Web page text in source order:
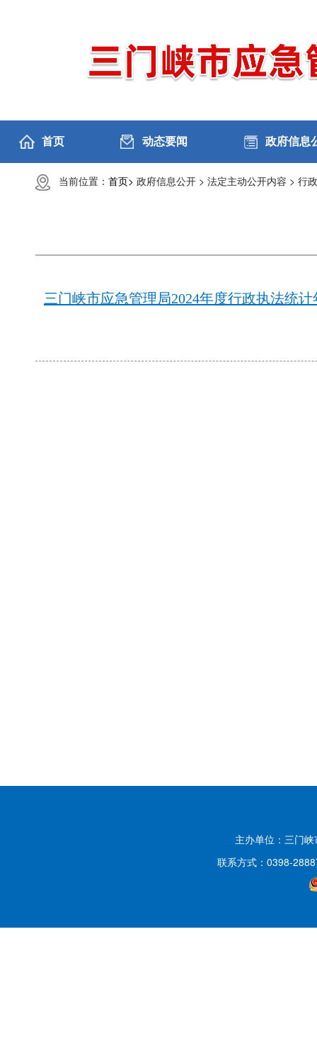
首页 动态要闻 政府信息
当前位置： 首页> 政府信息公开 > 法定主动公开内容 > 行
三门峡市应急管理局2024年度行政执法统计
主办单位：三门
联系方式：0398-